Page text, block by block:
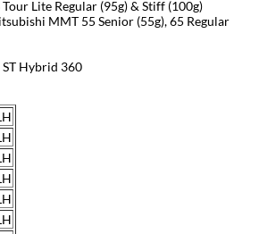
Lite Regular (95g) & Stiff (100g)
MMT 55 Senior (55g), 65 Regular
Hybrid 360